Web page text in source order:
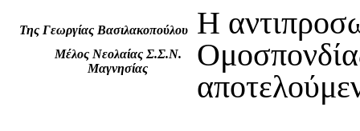
Της Γεωργίας Βασιλακοπούλου
Μέλος Νεολαίας Σ.Σ.Ν.
Μαγνησίας
Η